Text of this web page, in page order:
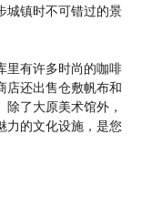
城镇时不可错过的景
里有许多时尚的咖啡
店还出售仓敷帆布和
了大原美术馆外，
力的文化设施，是您